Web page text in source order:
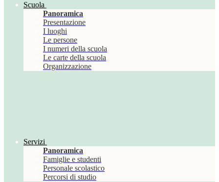
Scuola
Panoramica
Presentazione
I luoghi
Le persone
I numeri della scuola
Le carte della scuola
Organizzazione
Servizi
Panoramica
Famiglie e studenti
Personale scolastico
Percorsi di studio